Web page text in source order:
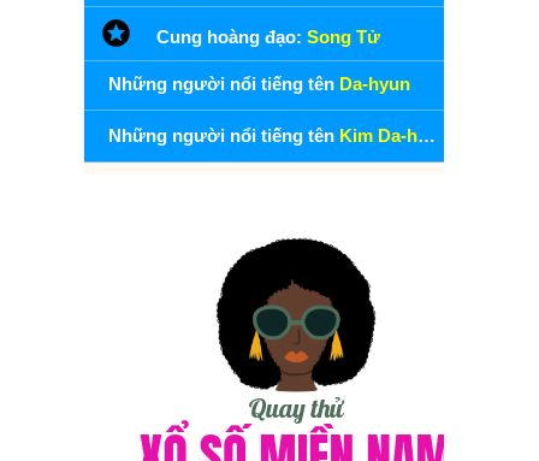
Cung hoàng đạo: Song Tử
Những người nổi tiếng tên Da-hyun
Những người nổi tiếng tên Kim Da-hyun